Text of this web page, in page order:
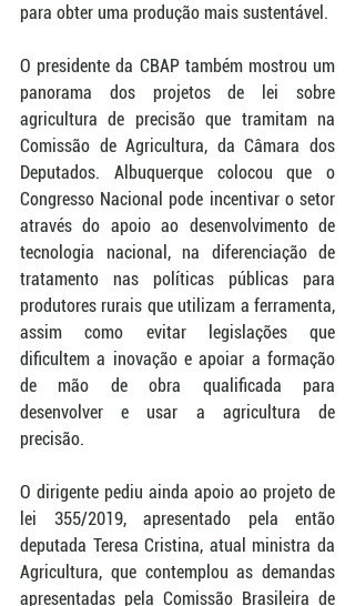
para obter uma produção mais sustentável.
O presidente da CBAP também mostrou um
panorama dos projetos de lei sobre
agricultura de precisão que tramitam na
Comissão de Agricultura, da Câmara dos
Deputados. Albuquerque colocou que o
Congresso Nacional pode incentivar o setor
através do apoio ao desenvolvimento de
tecnologia nacional, na diferenciação de
tratamento nas políticas públicas para
produtores rurais que utilizam a ferramenta,
assim como evitar legislações que
dificultem a inovação e apoiar a formação
de mão de obra qualificada para
desenvolver e usar a agricultura de
precisão.
O dirigente pediu ainda apoio ao projeto de
lei 355/2019, apresentado pela então
deputada Teresa Cristina, atual ministra da
Agricultura, que contemplou as demandas
apresentadas pela Comissão Brasileira de